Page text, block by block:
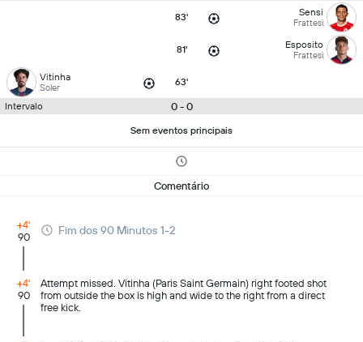
83' Sensi
Frattesi
81' Esposito
Frattesi
Vitinha
Soler 63'
Intervalo 0 - 0
Sem eventos principais
Comentário
+4'
90
Fim dos 90 Minutos 1-2
+4'
90
Attempt missed. Vitinha (Paris Saint Germain) right footed shot
from outside the box is high and wide to the right from a direct
free kick.